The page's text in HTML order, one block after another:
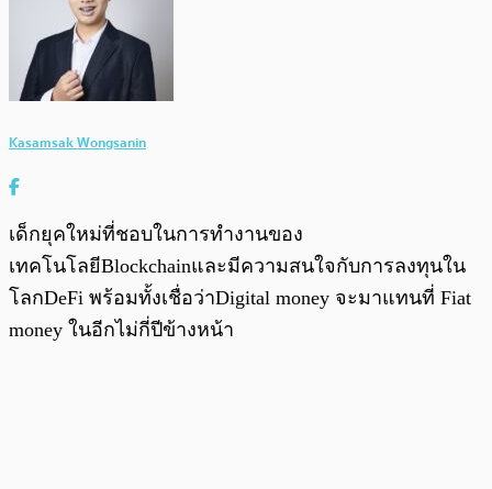
Kasamsak Wongsanin
เด็กยุคใหม่ที่ชอบในการทำงานของ
เทคโนโลยีBlockchainและมีความสนใจกับการลงทุนใน
โลกDeFi พร้อมทั้งเชื่อว่าDigital money จะมาแทนที่ Fiat
money ในอีกไม่กี่ปีข้างหน้า